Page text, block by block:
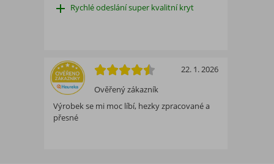
add Rychlé odeslání super kvalitní kryt
Ověřený zákazník
22. 1. 2026
Výrobek se mi moc líbí, hezky zpracované a
přesné